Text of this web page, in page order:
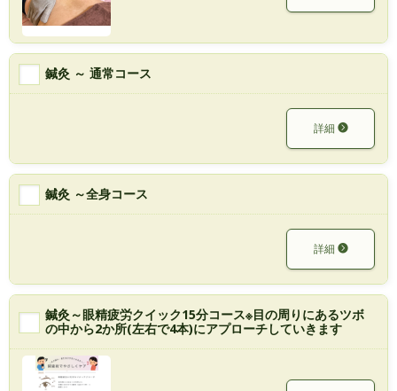
鍼灸 ～ 通常コース
詳細
鍼灸 ～全身コース
詳細
鍼灸～眼精疲労クイック15分コース※目の周りにあるツボ
の中から2か所(左右で4本)にアプローチしていきます